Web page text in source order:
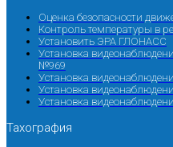
Оценка безопасности
Контроль температуры в
Установить ЭРА ГЛОНАСС
Установка
№969
Установка
Установка
Установка
Тахография